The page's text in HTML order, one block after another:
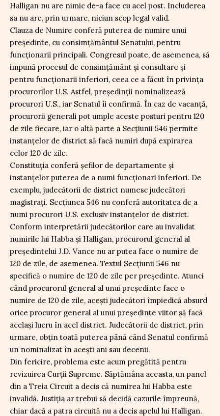
Halligan nu are nimic de-a face cu acel post. Includerea
sa nu are, prin urmare, niciun scop legal valid.
Clauza de Numire conferă puterea de numire unui
președinte, cu consimțământul Senatului, pentru
funcționarii principali. Congresul poate, de asemenea, să
impună procesul de consimțământ și consultare și
pentru funcționarii inferiori, ceea ce a făcut în privința
procurorilor U.S. Astfel, președinții nominalizează
procurori U.S., iar Senatul îi confirmă. În caz de vacanță,
procurorii generali pot umple aceste posturi pentru 120
de zile fiecare, iar o altă parte a Secțiunii 546 permite
instanțelor de district să facă numiri după expirarea
celor 120 de zile.
Constituția conferă șefilor de departamente și
instanțelor puterea de a numi funcționari inferiori. De
exemplu, judecătorii de district numesc judecători
magistrați. Secțiunea 546 nu conferă autoritatea de a
numi procurori U.S. exclusiv instanțelor de district.
Conform interpretării judecătorilor care au invalidat
numirile lui Habba și Halligan, procurorul general al
președintelui J.D. Vance nu ar putea face o numire de
120 de zile, de asemenea. Textul Secțiunii 546 nu
specifică o numire de 120 de zile per președinte. Atunci
când procurorul general al unui președinte face o
numire de 120 de zile, acești judecători împiedică absurd
orice procuror general al unui președinte viitor să facă
același lucru în acel district. Judecătorii de district, prin
urmare, obțin toată puterea până când Senatul confirmă
un nominalizat în acești ani sau decenii.
Din fericire, problema este acum pregătită pentru
revizuirea Curții Supreme. Săptămâna aceasta, un panel
din a Treia Circuit a decis că numirea lui Habba este
invalidă. Justiția ar trebui să decidă cazurile împreună,
chiar dacă a patra circuită nu a decis apelul lui Halligan.